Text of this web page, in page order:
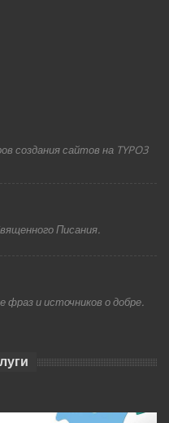
создания сайтов на TYPO3
Писания.
фраз и источников о добре.